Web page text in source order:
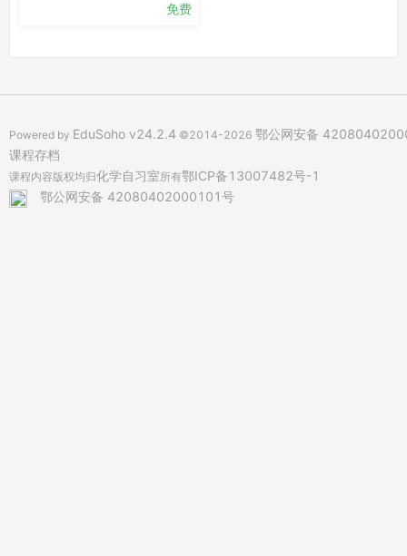
免费
Powered by EduSoho v24.2.4 ©2014-2026 鄂公网安备
课程存档
课程内容版权均归化学自习室所有鄂ICP备13007482号-1
鄂公网安备 42080402000101号